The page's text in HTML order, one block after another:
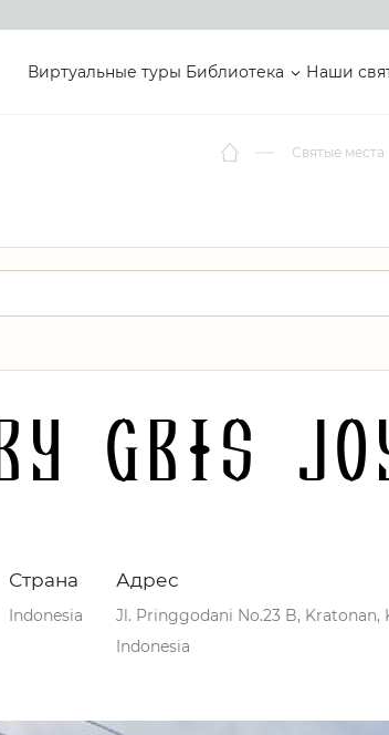
Виртуальные туры Библиотека Наши
Святые места
GBIS
Страна
Indonesia
Адрес
Jl. Pringgodani No.23 B, Kratonan,
Indonesia